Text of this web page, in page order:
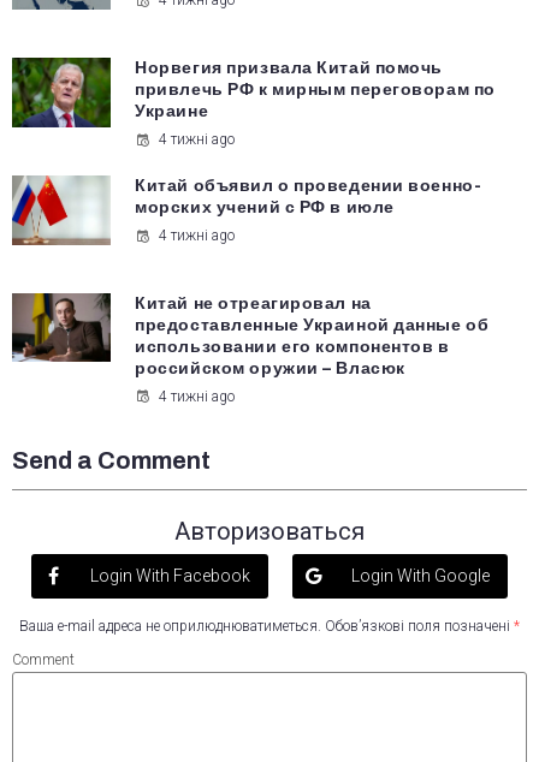
Норвегия призвала Китай помочь
привлечь РФ к мирным переговорам по
Украине
4 тижні ago
Китай объявил о проведении военно-
морских учений с РФ в июле
4 тижні ago
Китай не отреагировал на
предоставленные Украиной данные об
использовании его компонентов в
российском оружии – Власюк
4 тижні ago
Send a Comment
Авторизоваться
Login With Facebook Login With Google
Ваша e-mail адреса не оприлюднюватиметься. Обов’язкові поля позначені *
Comment